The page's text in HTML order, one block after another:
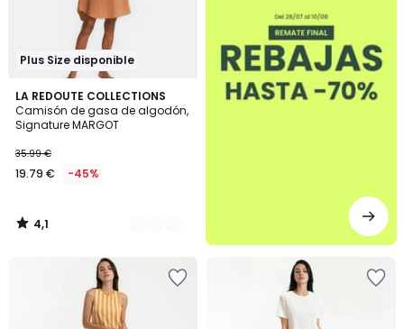
Plus Size disponible
LA REDOUTE COLLECTIONS
Camisón de gasa de algodón,
Signature MARGOT
35.99 €
19.79 € -45%
4,1
/ 5
3
Colores
4,1
/